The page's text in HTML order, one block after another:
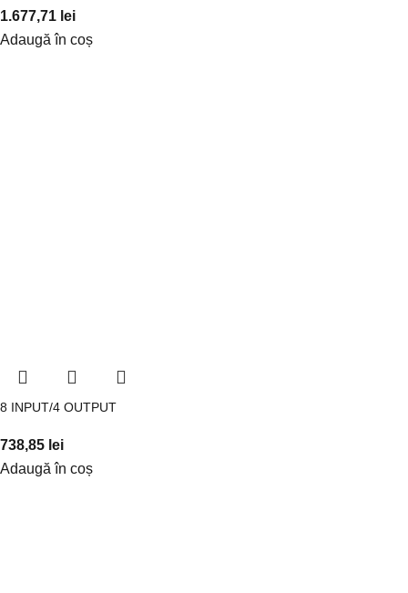
1.677,71 lei
Adaugă în coș
8 INPUT/4 OUTPUT
738,85 lei
Adaugă în coș